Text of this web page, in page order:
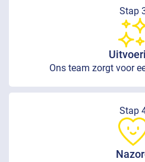
Stap
Ons team zorgt voor
Stap